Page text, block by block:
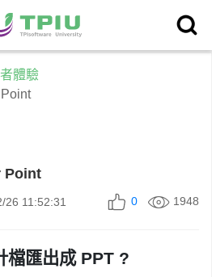
網
產品中心
體驗
Point
26 11:52:31 0 1948
檔匯出成 PPT ?